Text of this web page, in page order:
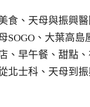
食、天母與振興
SOGO、大葉高
、早午餐、甜點
北士科、天母到